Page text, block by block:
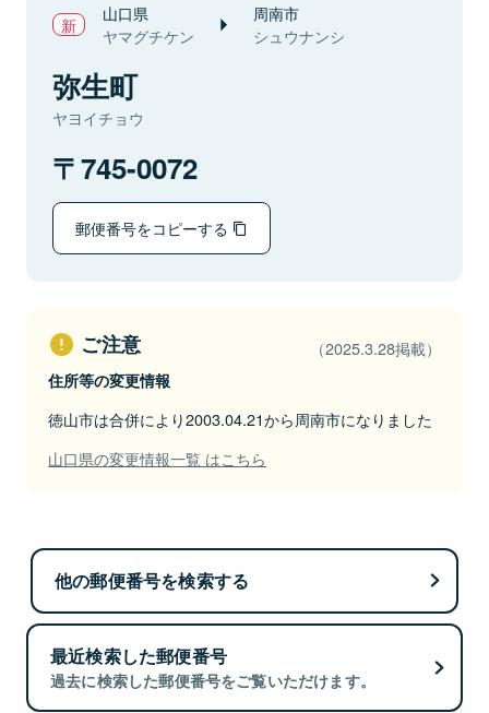
山口県
ヤマグチケン
周南市
シュウナンシ
弥生町
ヤヨイチョウ
745-0072
郵便番号をコピーする
ご注意 （2025.3.28掲載）
住所等の変更情報
徳山市は合併により2003.04.21から周南市になりました
山口県の変更情報一覧 はこちら
他の郵便番号を検索する
最近検索した郵便番号
過去に検索した郵便番号をご覧いただけます。